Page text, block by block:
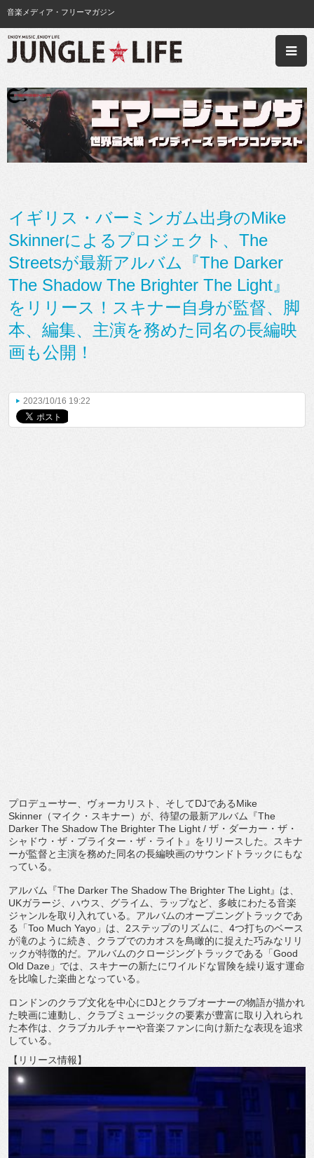
音楽メディア・フリーマガジン
イギリス・バーミンガム出身のMike
Skinnerによるプロジェクト、The
Streetsが最新アルバム『The Darker
The Shadow The Brighter The Light』
をリリース！スキナー自身が監督、脚
本、編集、主演を務めた同名の長編映
画も公開！
2023/10/16 19:22
プロデューサー、ヴォーカリスト、そしてDJであるMike
Skinner （マイク・スキナー）が、待望の最新アルバム『The
Darker The Shadow The Brighter The Light / ザ・ダーカー・ザ・
シャドウ・ザ・ブライター・ザ・ライト』 をリリースした。
スキナ
ーが監督と主演を務めた同名の長編映画のサウンドトラックにもな
っている。
アルバム『The Darker The Shadow The Brighter The Light』は、
UKガラージ、ハウス、グライム、ラップなど、 多岐にわたる音楽
ジャンルを取り入れている。 アルバムのオープニングトラックであ
る「Too Much Yayo 」は、 2ステップのリズムに、 4つ打ちのベース
が滝のよ うに続き、 クラブでのカオスを鳥瞰的に捉えた巧みなリリ
ックが特徴的だ。 アルバムのクロージングトラックである「Good
Old Daze 」では、
スキナーの新たにワイルドな冒険を繰り返す運命
を比喩した楽曲と なっている。
ロンドンのクラブ文化を中心にDJとクラブオーナーの物語が描かれ
た映画に連動し、 クラブミュージックの要素が豊富に取り入れられ
た本作は、 クラブカルチャーや音楽ファンに向け新たな表現を追求
している。
【リリース情報】